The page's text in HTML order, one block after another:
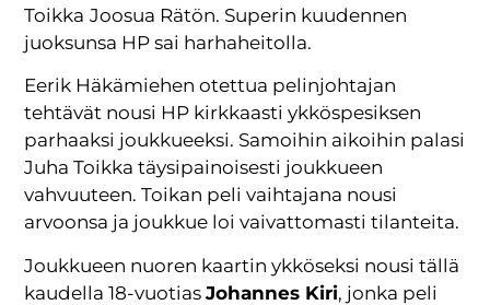
Toikka Joosua Rätön. Superin kuudennen
juoksunsa HP sai harhaheitolla.
Eerik Häkämiehen otettua pelinjohtajan
tehtävät nousi HP kirkkaasti ykköspesiksen
parhaaksi joukkueeksi. Samoihin aikoihin palasi
Juha Toikka täysipainoisesti joukkueen
vahvuuteen. Toikan peli vaihtajana nousi
arvoonsa ja joukkue loi vaivattomasti tilanteita.
Joukkueen nuoren kaartin ykköseksi nousi tällä
kaudella 18-vuotiasJohannes Kiri, jonka peli